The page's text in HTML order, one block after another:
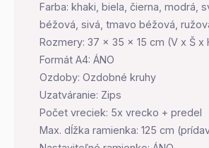
Farba: khaki, biela, čierna, modrá,
béžová, sivá, tmavo béžová,
Rozmery: 37 x 35 x 15 cm (V x Š x
Formát A4: ÁNO
Ozdoby: Ozdobné kruhy
Uzatváranie: Zips
Počet vreciek: 5x vrecko + predel
Max. dĺžka ramienka: 125 cm